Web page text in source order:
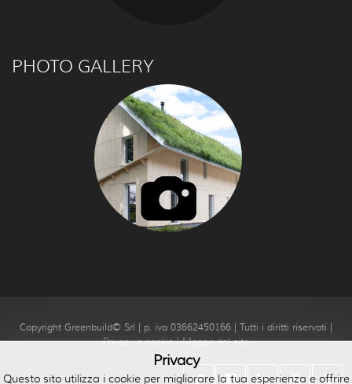
PHOTO GALLERY
Copyright Greenbuild© Srl | p. iva 03662450166 | Tutti i diritti riservati |
Privacy e cookie|Mappa del sito
Privacy
Questo sito utilizza i cookie per migliorare la tua esperienza e offrire